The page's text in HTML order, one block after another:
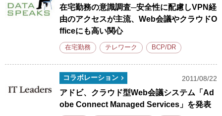
在宅勤務の意識調査─安全性に配慮しVPN経
由のアクセスが主流、Web会議やクラウドO
fficeにも高い関心
在宅勤務 テレワーク BCP/DR
コラボレーション 2011/08/22
アドビ、クラウド型Web会議システム「Ad
obe Connect Managed Services」を発表